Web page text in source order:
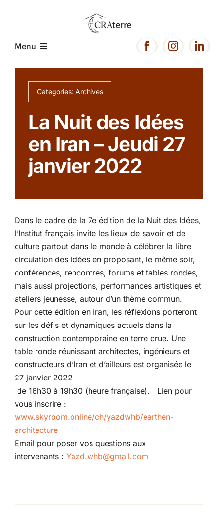
Menu
Accueil
Présentation
Expertise
Projets
Categories: Archives
La Nuit des Idées
en Iran – Jeudi 27
janvier 2022
Dans le cadre de la 7e édition de la Nuit des Idées,
l’Institut français invite les lieux de savoir et de
culture partout dans le monde à célébrer la libre
circulation des idées en proposant, le même soir,
conférences, rencontres, forums et tables rondes,
mais aussi projections, performances artistiques et
ateliers jeunesse, autour d’un thème commun.
Pour cette édition en Iran, les réflexions porteront
sur les défis et dynamiques actuels dans la
construction contemporaine en terre crue. Une
table ronde réunissant architectes, ingénieurs et
constructeurs d’Iran et d’ailleurs est organisée le
27 janvier 2022
de 16h30 à 19h30 (heure française). Lien pour
vous inscrire :
www.skyroom.online/ch/yazdwhb/earthen-
architecture
Email pour poser vos questions aux
intervenants : Yazd.whb@gmail.com